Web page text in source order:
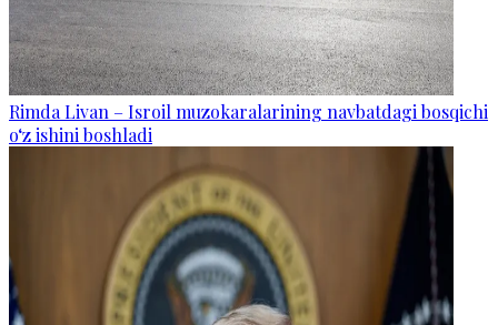
Rimda Livan – Isroil muzokaralarining navbatdagi bosqichi
o‘z ishini boshladi